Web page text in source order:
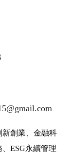
新創業、金融科
ESG永續管理